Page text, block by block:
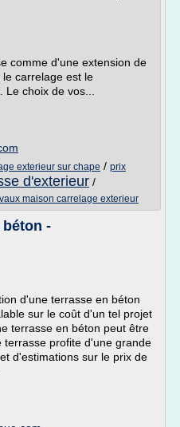
comme d'une extension de
carrelage est le
choix de vos...
exterieur sur chape / prix
d'exterieur /
maison carrelage exterieur
-
d'une terrasse en béton
sur le coût d'un tel projet
terrasse en béton peut être
terrasse profite d'une grande
d'estimations sur le prix de